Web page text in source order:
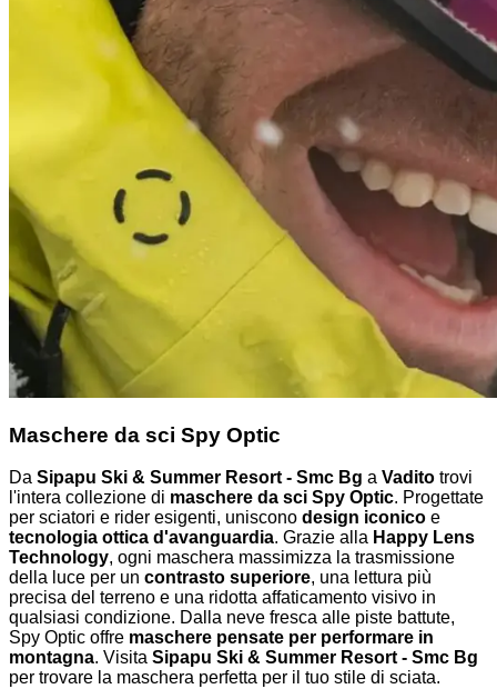
Maschere da sci Spy Optic
Da Sipapu Ski & Summer Resort - Smc Bg a Vadito trovi
l'intera collezione di maschere da sci Spy Optic. Progettate
per sciatori e rider esigenti, uniscono design iconico e
tecnologia ottica d'avanguardia. Grazie alla Happy Lens
Technology, ogni maschera massimizza la trasmissione
della luce per un contrasto superiore, una lettura più
precisa del terreno e una ridotta affaticamento visivo in
qualsiasi condizione. Dalla neve fresca alle piste battute,
Spy Optic offre maschere pensate per performare in
montagna. Visita Sipapu Ski & Summer Resort - Smc Bg
per trovare la maschera perfetta per il tuo stile di sciata.